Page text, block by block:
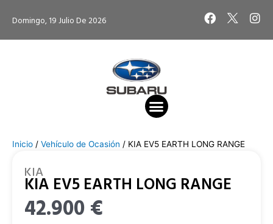
Domingo, 19 Julio De 2026
F
c
I
s
Inicio / Vehículo de Ocasión / KIA EV5 EARTH LONG RANGE
KIA
KIA EV5 EARTH LONG RANGE
42.900€